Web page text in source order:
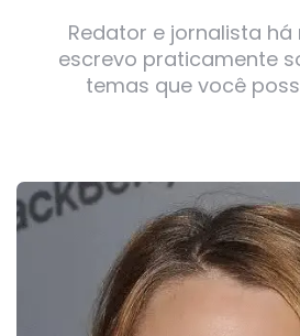
Redator e jornalista há
escrevo praticamente
temas que você